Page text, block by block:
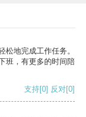
地完成工作任务。
班，有更多的时间陪
支持[0] 反对[0]